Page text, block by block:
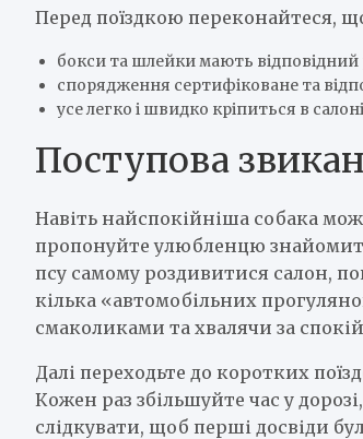
Перед поїздкою переконайтеся,
бокси та шлейки мають
спорядження сертифіковане та
усе легко і швидко кріпиться в
Поступова
Навіть найспокійніша собака
пропонуйте улюбленцю
псу самому роздивитися салон,
кілька «автомобільних
смаколиками та хвалячи за
Далі переходьте до коротких
Кожен раз збільшуйте час у
слідкувати, щоб перші досвіди